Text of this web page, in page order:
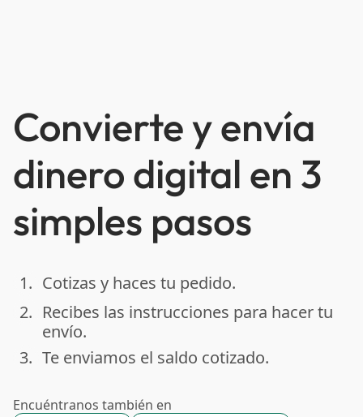
Convierte y envía
dinero digital en 3
simples pasos
done
1. Cotizas y haces tu pedido.
done
2. Recibes las instrucciones para hacer tu
envío.
done
3. Te enviamos el saldo cotizado.
Encuéntranos también en